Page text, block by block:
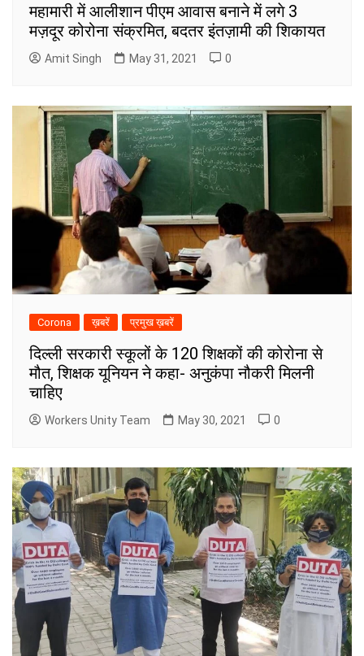
महामारी में आलीशान पीएम आवास बनाने में लगे 3
मज़दूर कोरोना संक्रमित, बदतर इंतज़ामी की शिकायत
Amit Singh May 31, 2021 0
Corona ख़बरें प्रमुख ख़बरें
दिल्ली सरकारी स्कूलों के 120 शिक्षकों की कोरोना से
मौत, शिक्षक यूनियन ने कहा- अनुकंपा नौकरी मिलनी
चाहिए
Workers Unity Team May 30, 2021 0